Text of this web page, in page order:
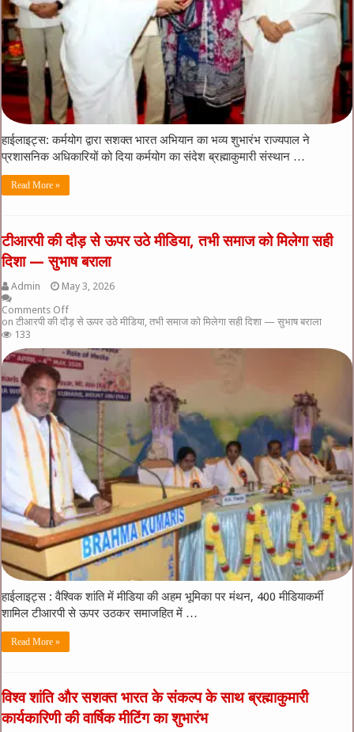
हाईलाइट्स: कर्मयोग द्वारा सशक्त भारत अभियान का भव्य शुभारंभ राज्यपाल ने
प्रशासनिक अधिकारियों को दिया कर्मयोग का संदेश ब्रह्माकुमारी संस्थान …
Read More »
टीआरपी की दौड़ से ऊपर उठे मीडिया, तभी समाज को मिलेगा सही
दिशा — सुभाष बराला
Admin
May 3, 2026
Comments Off
on टीआरपी की दौड़ से ऊपर उठे मीडिया, तभी समाज को मिलेगा सही दिशा — सुभाष बराला
133
हाईलाइट्स : वैश्विक शांति में मीडिया की अहम भूमिका पर मंथन, 400 मीडियाकर्मी
शामिल टीआरपी से ऊपर उठकर समाजहित में …
Read More »
विश्व शांति और सशक्त भारत के संकल्प के साथ ब्रह्माकुमारी
कार्यकारिणी की वार्षिक मीटिंग का शुभारंभ